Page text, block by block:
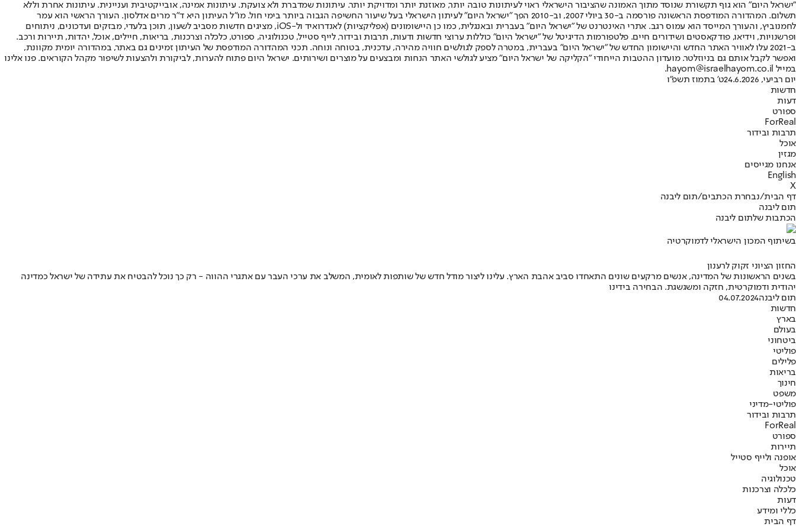
"ישראל היום" הוא גוף תקשורת שנוסד מתוך האמונה שהציבור הישראלי ראוי לעיתונות טובה יותר, מאוזנת יותר ומדויקת יותר. עיתונות שמדברת ולא צועקת. עיתונות אמינה, אובייקטיבית ועניינית. עיתונות אחרת וללא
תשלום. המהדורה המודפסת הראשונה פורסמה ב-30 ביולי 2007, וב-2010 הפך "ישראל היום" לעיתון הישראלי בעל שיעור החשיפה הגבוה ביותר בימי חול. מו"ל העיתון היא ד"ר מרים אדלסון. העורך הראשי הוא עמר
לחמנוביץ, והעורך המייסד הוא עמוס רגב. אתרי האינטרנט של "ישראל היום" בעברית ובאנגלית, כמו כן היישומונים (אפליקציות) לאנדרואיד ול-iOS, מציגים חדשות מסביב לשעון, תוכן בלעדי, מבזקים ועדכונים, ניתוחים
ופרשנויות, וידיאו, פודקאסטים ושידורים חיים. פלטפורמות הדיגיטל של "ישראל היום" כוללות ערוצי חדשות ודעות, תרבות ובידור, לייף סטייל, טכנולוגיה, ספורט, כלכלה וצרכנות, בריאות, חיילים, אוכל, יהדות, תיירות ורכב.
ב-2021 עלו לאוויר האתר החדש והיישומון החדש של "ישראל היום" בעברית, במטרה לספק לגולשים חוויה מהירה, עדכנית, בטוחה ונוחה. תכני המהדורה המודפסת של העיתון זמינים גם באתר, במהדורה יומית מקוונת,
ואפשר לקבל אותם גם בניוזלטר. מועדון ההטבות הייחודי "הקליקה של ישראל היום" מציע לגולשי האתר הנחות ומבצעים על מוצרים ושירותים. ישראל היום פתוח להערות, לביקורת ולהצעות לשיפור מקהל הקוראים. פנו אלינו
במייל hayom@israelhayom.co.il.
יום רביעי, 24.6.2026
ט' בתמוז תשפ"ו
חדשות
דעות
ספורט
ForReal
תרבות ובידור
אוכל
מגזין
אנחנו מגייסים
English
X
דף הבית/נבחרת הכתבים/תום ליבנה
תום ליבנה
הכתבות שלתום ליבנה
בשיתוף המכון הישראלי לדמוקרטיה
החזון הציוני זקוק לרענון
בשנים הראשונות של המדינה, אנשים מרקעים שונים התאחדו סביב אהבת הארץ. עלינו ליצור מודל חדש של שותפות לאומית, המשלב את ערכי העבר עם אתגרי ההווה - רק כך נוכל להבטיח את עתידה של ישראל כמדינה
יהודית ודמוקרטית, חזקה ומשגשגת. הבחירה בידינו
תום ליבנה04.07.2024
חדשות
בארץ
בעולם
ביטחוני
פוליטי
פלילים
בריאות
חינוך
משפט
פוליטי-מדיני
תרבות ובידור
ForReal
ספורט
תיירות
אופנה ולייף סטייל
אוכל
טכנולוגיה
כלכלה וצרכנות
דעות
כללי ומידע
דף הבית